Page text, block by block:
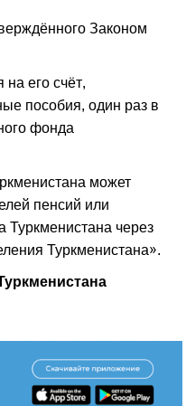
Законом
его счёт,
пособия, один раз в
фонда
может
пенсий или
Туркменистана через
Туркменистана».